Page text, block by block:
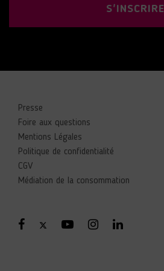
S'INSCRIRE
Presse
Foire aux questions
Mentions Légales
Politique de confidentialité
CGV
Médiation de la consommation